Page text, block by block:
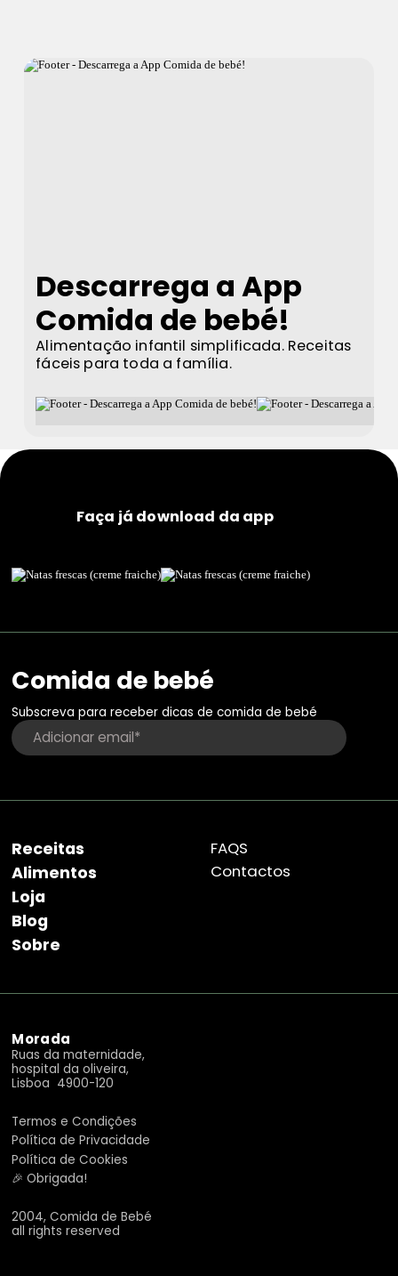
Descarrega a App
Comida de bebé!
Alimentação infantil simplificada. Receitas
fáceis para toda a família.
Comida de bebé
Subscreva para receber dicas de comida de bebé
Receitas
Alimentos
Loja
Blog
Sobre
FAQS
Contactos
Faça já download da app
Morada
Ruas da maternidade,
hospital da oliveira,
Lisboa 4900-120
Termos e Condições
Política de Privacidade
Política de Cookies
🎉 Obrigada!
2004, Comida de Bebé
all rights reserved